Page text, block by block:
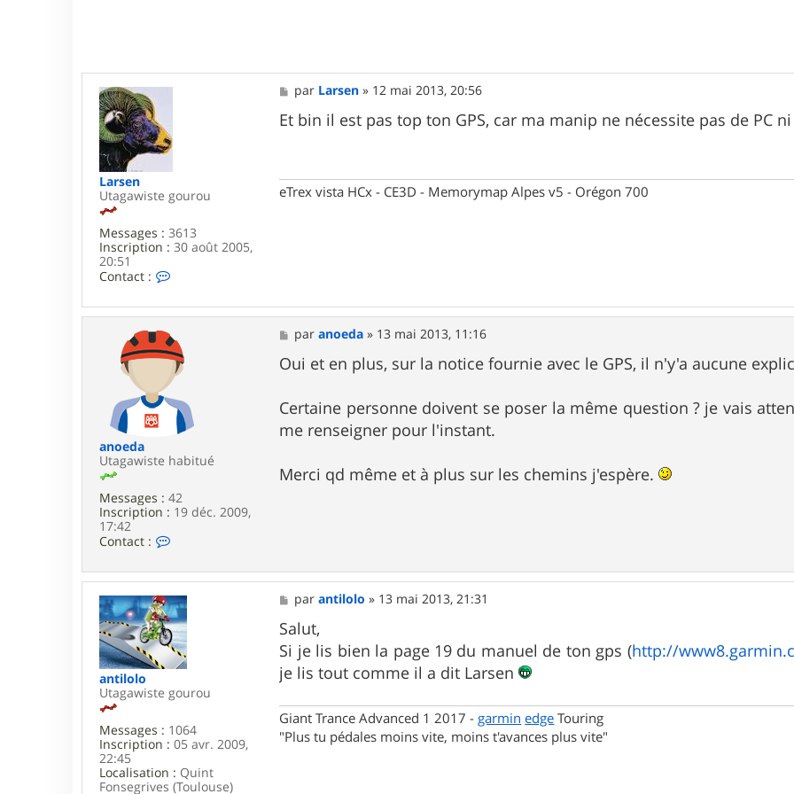
a
Larsen
Utagawiste gourou
Messages : 3613
Inscription : 30 août 2005,
20:51
Contact :
t
c
t
e
L
a
r
e
M
e
s
s
par Larsen » 12 mai 2013, 20:56
Et bin il est pas top ton GPS, car ma manip ne nécessite pas de PC
eTrex vista HCx - CE3D - Memorymap Alpes v5 - Orégon 700
anoeda
Utagawiste habitué
Messages : 42
Inscription : 19 déc. 2009,
17:42
Contact :
t
a
c
t
e
r
a
o
d
a
M
e
s
s
g
e
paranoeda » 13 mai 2013, 11:16
Oui et en plus, sur la notice fournie avec le GPS, il n'y'a aucune
Certaine personne doivent se poser la même question ? je vais
me renseigner pour l'instant.
Merci qd même et à plus sur les chemins j'espère.
antilolo
Utagawiste gourou
Messages : 1064
Inscription : 05 avr. 2009,
22:45
Localisation : Quint
Fonsegrives (Toulouse)
M
e
s
s
a
g
e
parantilolo » 13 mai 2013, 21:31
Salut,
Si je lis bien la page 19 du manuel de ton gps (http://
je lis tout comme il a dit Larsen
Giant Trance Advanced 1 2017 - garmin edge Touring
"Plus tu pédales moins vite, moins t'avances plus vite"